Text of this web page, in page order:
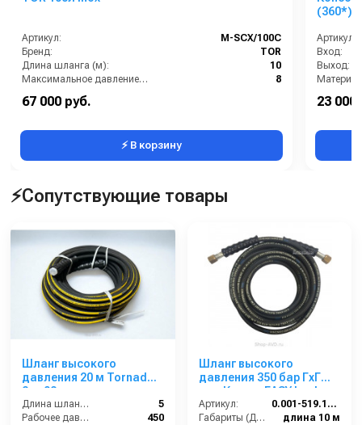
Артикул:
М-SCX/100C
Бренд:
TOR
Длина шланга (м):
10
Максимальное давление (бар):
8
67 000 руб.
⚡ В корзину
(360*) 2м.
Артикул:
Вход:
Выход:
Вес, кг:
23 000
⚡Сопутствующие товары
Шланг высокого
давления 20 м Tornado,
2sn 08
Длина шланга ВД (м):
5
Рабочее давление (бар):
450
Шланг высокого
давления 350 бар ГхГ
для Керхер EASY Lock
(10 м)
Артикул:
0.001-519.10.N
Габариты (ДхШхВ):
длина 10 м